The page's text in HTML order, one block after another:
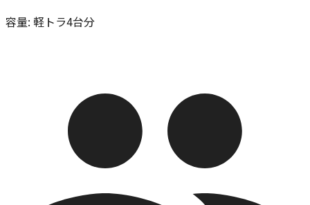
容量: 軽トラ4台分